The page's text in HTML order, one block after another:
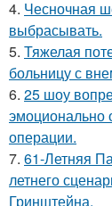
4. Чесночная
выбрасывать.
5. Тяжелая
больницу с
6. 25 шоу
эмоционально
операции.
7. 61-Летняя
летнего
Гринштейна.